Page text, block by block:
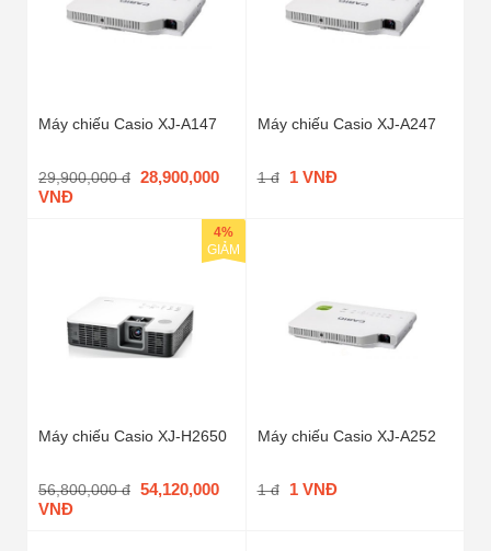
Máy chiếu Casio XJ-A147
29,900,000 đ 28,900,000
VNĐ
Máy chiếu Casio XJ-A247
1 đ 1 VNĐ
Máy chiếu Casio XJ-H2650
56,800,000 đ 54,120,000
VNĐ
4%
GIẢM
Máy chiếu Casio XJ-A252
1 đ 1 VNĐ